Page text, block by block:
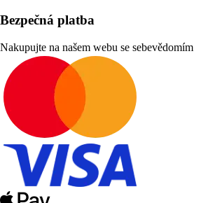
Bezpečná platba
Nakupujte na našem webu se sebevědomím